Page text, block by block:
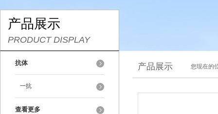
产品展示
PRODUCT DISPLAY
抗体
一抗
查看更多
产品展示 您现在的